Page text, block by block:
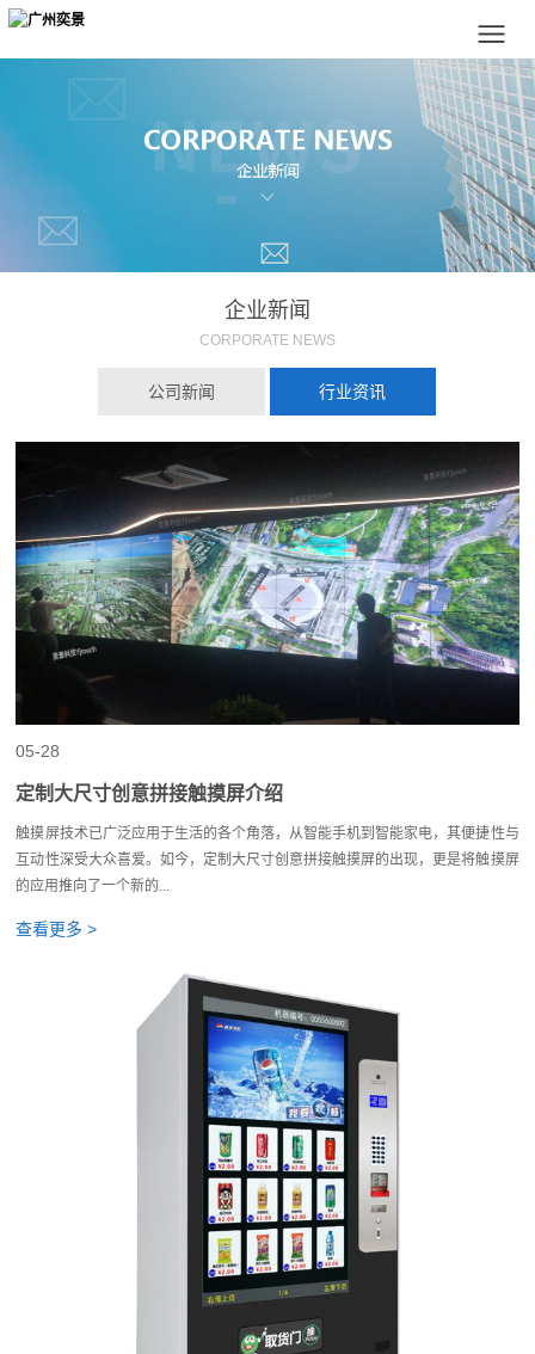
企业新闻
CORPORATE NEWS
公司新闻 行业资讯
05-28
定制大尺寸创意拼接触摸屏介绍
触摸屏技术已广泛应用于生活的各个角落，从智能手机到智能家电，其便捷性与
互动性深受大众喜爱。如今，定制大尺寸创意拼接触摸屏的出现，更是将触摸屏
的应用推向了一个新的...
查看更多 >